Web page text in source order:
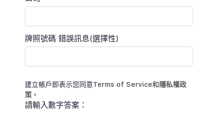
牌照號碼 錯誤訊息(選擇性)
建立帳戶即表示您同意Terms of Service和隱私權政
策。
請輸入數字答案：